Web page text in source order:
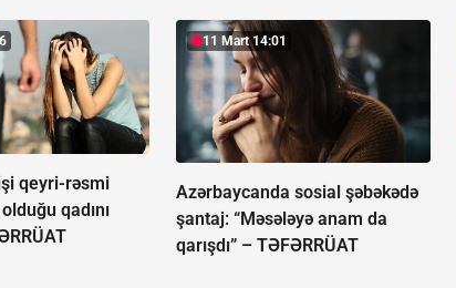
qeyri-rəsmi
qadını
11 Mart 14:01
Azərbaycanda sosial şəbəkədə
şantaj: “Məsələyə anam da
qarışdı” –TƏFƏRRÜAT